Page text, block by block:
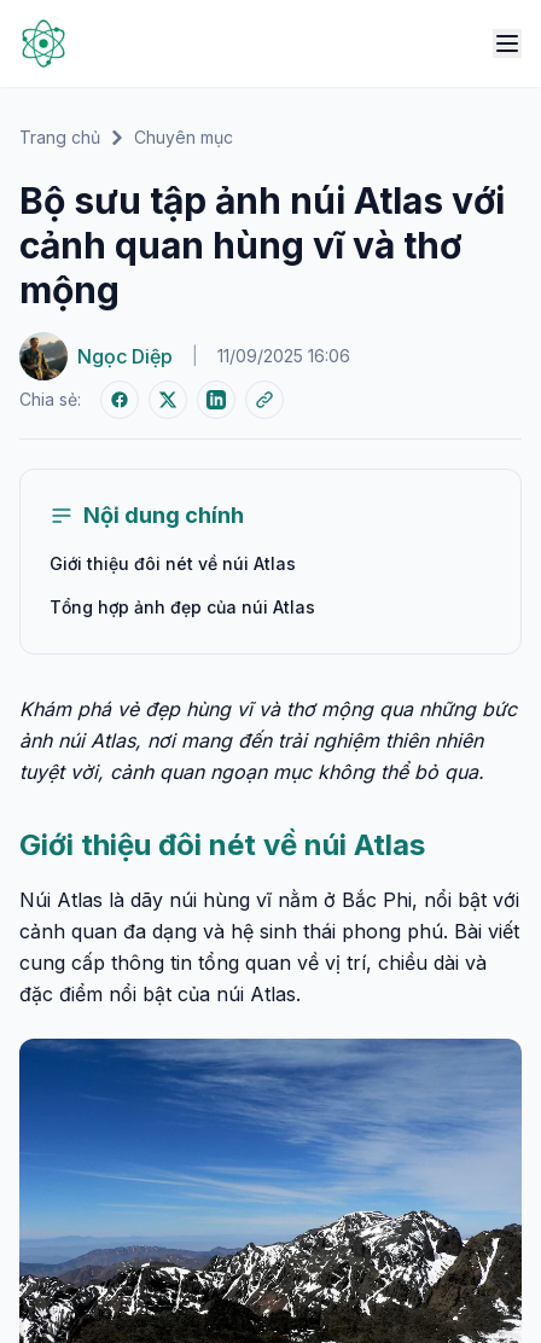
Trang chủ Chuyên mục
Bộ sưu tập ảnh núi Atlas với
cảnh quan hùng vĩ và thơ
mộng
Ngọc Diệp 11/09/2025 16:06
Chia sẻ:
Nội dung chính
Giới thiệu đôi nét về núi Atlas
Tổng hợp ảnh đẹp của núi Atlas
Khám phá vẻ đẹp hùng vĩ và thơ mộng qua những bức
ảnh núi Atlas, nơi mang đến trải nghiệm thiên nhiên
tuyệt vời, cảnh quan ngoạn mục không thể bỏ qua.
Giới thiệu đôi nét về núi Atlas
Núi Atlas là dãy núi hùng vĩ nằm ở Bắc Phi, nổi bật với
cảnh quan đa dạng và hệ sinh thái phong phú. Bài viết
cung cấp thông tin tổng quan về vị trí, chiều dài và
đặc điểm nổi bật của núi Atlas.